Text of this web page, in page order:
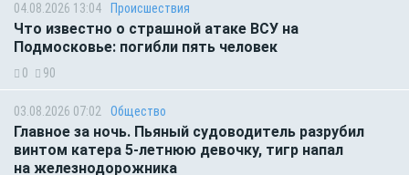
04.08.2026 13:04 Происшествия
Что известно о страшной атаке ВСУ на
Подмосковье: погибли пять человек
0 90
03.08.2026 07:02 Общество
Главное за ночь. Пьяный судоводитель разрубил
винтом катера 5-летнюю девочку, тигр напал
на железнодорожника